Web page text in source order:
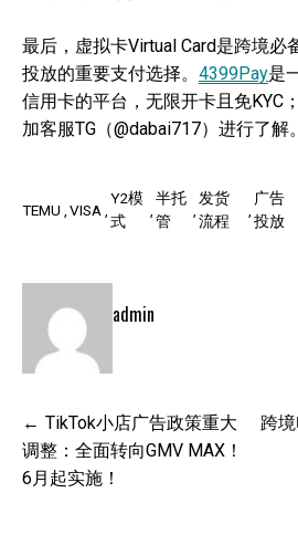
最后，虚拟卡Virtual Card是跨境必
投放的重要支付选择。 4399Pay是
信用卡的平台，无限开卡且免KYC
加客服TG（@dabai717）进行了解。
TEMU VISA
Y2模
式
半托
管
发货
流程
广告
投放
admin
文
章
导
TikTok小店广告政策重大
调整：全面转向GMV MAX！
6月起实施！
跨